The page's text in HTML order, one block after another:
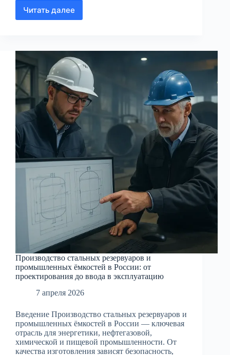
Читать далее
Производство
промышленных
ёмкостей
в
России:
рынок,
технологии,
требования
Производство стальных резервуаров и
промышленных ёмкостей в России: от
проектирования до ввода в эксплуатацию
7 апреля 2026
Введение Производство стальных резервуаров и
промышленных ёмкостей в России — ключевая
отрасль для энергетики, нефтегазовой,
химической и пищевой промышленности. От
качества изготовления зависят безопасность,